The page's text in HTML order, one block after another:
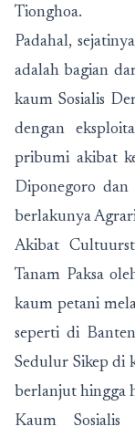
Tionghoa.
Padahal,
adalah bagian
kaum Sosialis
dengan
pribumi akibat
Diponegoro dan
berlakunya
Akibat
Tanam Paksa
kaum petani
seperti di
Sedulur Sikep di
berlanjut hingga
Kaum Sosialis